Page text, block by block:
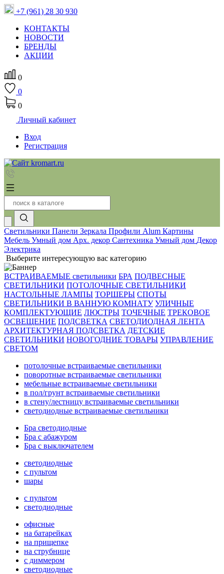
+7 (961) 28 30 930
КОНТАКТЫ
НОВОСТИ
БРЕНДЫ
АКЦИИ
0
0
0
Личный кабинет
Вход
Регистрация
Светильники Панели Зеркала Профили Alum Картины
Мебель Умный дом Арх. декор Сантехника Умный дом Декор
Электрика
Выберите интересующую вас категорию
ВСТРАИВАЕМЫЕ светильники БРА ПОДВЕСНЫЕ
СВЕТИЛЬНИКИ ПОТОЛОЧНЫЕ СВЕТИЛЬНИКИ
НАСТОЛЬНЫЕ ЛАМПЫ ТОРШЕРЫ СПОТЫ
СВЕТИЛЬНИКИ В ВАННУЮ КОМНАТУ УЛИЧНЫЕ
КОМПЛЕКТУЮЩИЕ ЛЮСТРЫ ТОЧЕЧНЫЕ ТРЕКОВОЕ
ОСВЕЩЕНИЕ ПОДСВЕТКА СВЕТОДИОДНАЯ ЛЕНТА
АРХИТЕКТУРНАЯ ПОДСВЕТКА ДЕТСКИЕ
СВЕТИЛЬНИКИ НОВОГОДНИЕ ТОВАРЫ УПРАВЛЕНИЕ
СВЕТОМ
потолочные встраиваемые светильники
поворотные встраиваемые светильники
мебельные встраиваемые светильники
в пол/грунт встраиваемые светильники
в стену/лестницу встраиваемые светильники
светодиодные встраиваемые светильники
Бра светодиодные
Бра с абажуром
Бра с выключателем
светодиодные
с пультом
шары
с пультом
светодиодные
офисные
на батарейках
на прищепке
на струбнице
с диммером
светодиодные